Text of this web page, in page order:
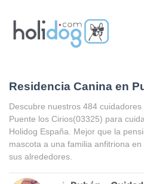
Residencia Canina en
Descubre nuestros 484
Puente los Cirios(03325) para
Holidog España. Mejor que la
mascota a una familia anfitriona en
sus alrededores.